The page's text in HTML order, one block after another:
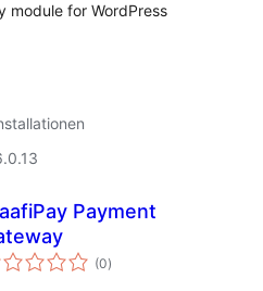
module for WordPress
Payment
(0Bewertungen
insgesamt
)